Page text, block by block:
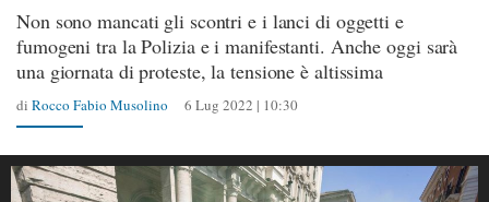
Non sono mancati gli scontri e i lanci di oggetti e
fumogeni tra la Polizia e i manifestanti. Anche oggi sarà
una giornata di proteste, la tensione è altissima
di Rocco Fabio Musolino 6 Lug 2022 | 10:30